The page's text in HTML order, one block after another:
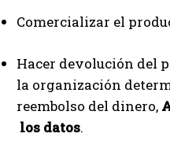
Comercializar el
Hacer devolución del
la organización
reembolso del dinero,
los datos.